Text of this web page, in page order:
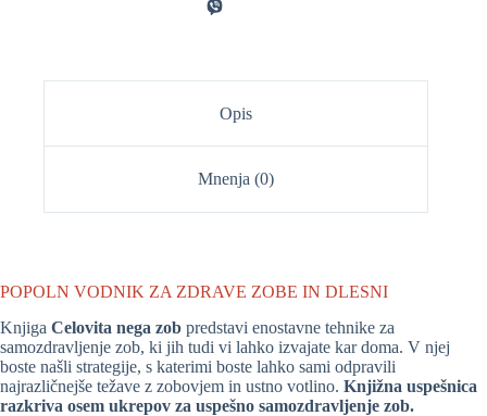
Opis
Mnenja (0)
POPOLN VODNIK ZA ZDRAVE ZOBE IN DLESNI
Knjiga Celovita nega zob predstavi enostavne tehnike za
samozdravljenje zob, ki jih tudi vi lahko izvajate kar doma. V njej
boste našli strategije, s katerimi boste lahko sami odpravili
najrazličnejše težave z zobovjem in ustno votlino. Knjižna uspešnica
razkriva osem ukrepov za uspešno samozdravljenje zob.